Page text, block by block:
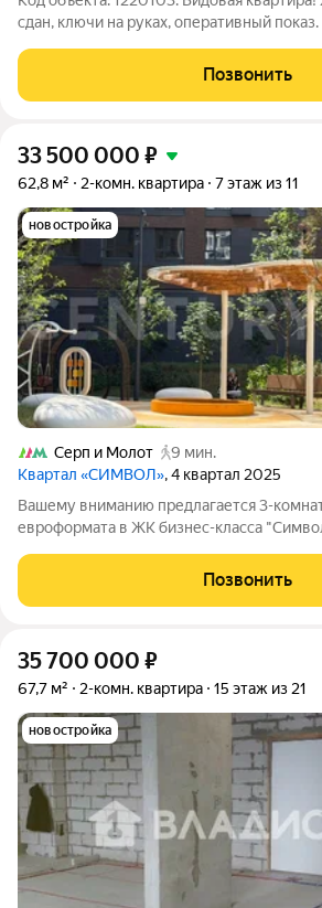
сдан, ключи на руках, оперативный
(19,1 м). Общая площадь квартиры 78,2
3,1 м.,
Позвонить
33 500 000 ₽
62,8 м² 2-комн. квартира 7 этаж из 11
новостройка
Серп и Молот
9 мин.
Квартал «СИМВОЛ», 4 квартал 2025
Вашему вниманию предлагается 3-
евроформата в ЖК бизнес-класса
большая светлая кухня-гостинная с
изолированные комнаты, 2 отдельных
Позвонить
35 700 000 ₽
67,7 м² 2-комн. квартира 15 этаж из 21
новостройка